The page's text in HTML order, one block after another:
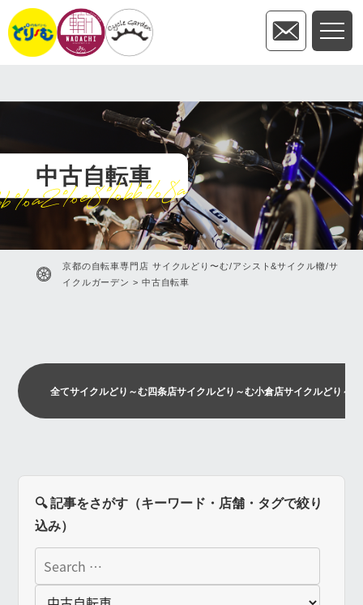
中古自転車
京都の自転車専門店 サイクルどり〜む/アシスト&サイクル轍/サ
イクルガーデン > 中古自転車
全てサイクルどり～む四条店サイクルどり～む小倉店サイクルどり～